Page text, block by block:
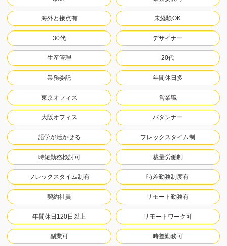
海外と接点有 未経験OK
30代 デザイナー
生産管理 20代
業務委託 年間休日多
東京オフィス 営業職
大阪オフィス パタンナー
語学が活かせる フレックスタイム制
時短勤務検討可 裁量労働制
フレックスタイム制有 時差勤務制度有
契約社員 リモート勤務有
年間休日120日以上 リモートワーク可
副業可 時差勤務可